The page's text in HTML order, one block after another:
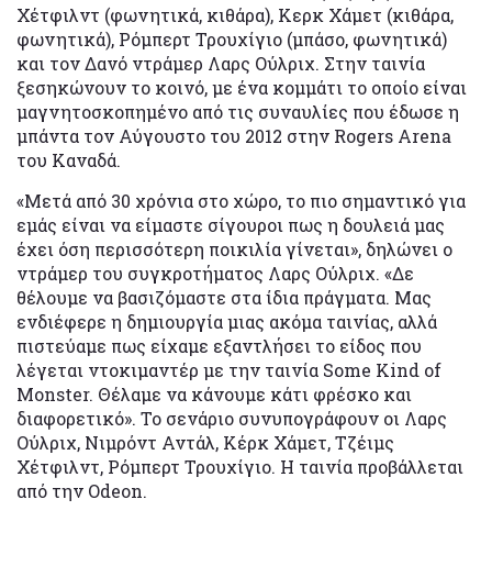
Χέτφιλντ (φωνητικά, κιθάρα), Κερκ Χάμετ (κιθάρα,
φωνητικά), Ρόμπερτ Τρουχίγιο (μπάσο, φωνητικά)
και τον Δανό ντράμερ Λαρς Ούλριχ. Στην ταινία
ξεσηκώνουν το κοινό, με ένα κομμάτι το οποίο είναι
μαγνητοσκοπημένο από τις συναυλίες που έδωσε η
μπάντα τον Αύγουστο του 2012 στην Rogers Arena
του Καναδά.
«Μετά από 30 χρόνια στο χώρο, το πιο σημαντικό για
εμάς είναι να είμαστε σίγουροι πως η δουλειά μας
έχει όση περισσότερη ποικιλία γίνεται», δηλώνει ο
ντράμερ του συγκροτήματος Λαρς Ούλριχ. «Δε
θέλουμε να βασιζόμαστε στα ίδια πράγματα. Μας
ενδιέφερε η δημιουργία μιας ακόμα ταινίας, αλλά
πιστεύαμε πως είχαμε εξαντλήσει το είδος που
λέγεται ντοκιμαντέρ με την ταινία Some Kind of
Monster. Θέλαμε να κάνουμε κάτι φρέσκο και
διαφορετικό». Το σενάριο συνυπογράφουν οι Λαρς
Ούλριχ, Nιμρόντ Αντάλ, Κέρκ Χάμετ, Τζέιμς
Χέτφιλντ, Ρόμπερτ Τρουχίγιο. Η ταινία προβάλλεται
από την Odeon.